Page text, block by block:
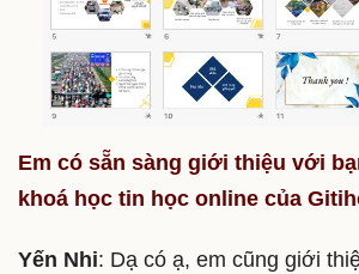
Em có sẵn sàng giới thiệu với
khoá học tin học online của
Yến Nhi: Dạ có ạ, em cũng giới